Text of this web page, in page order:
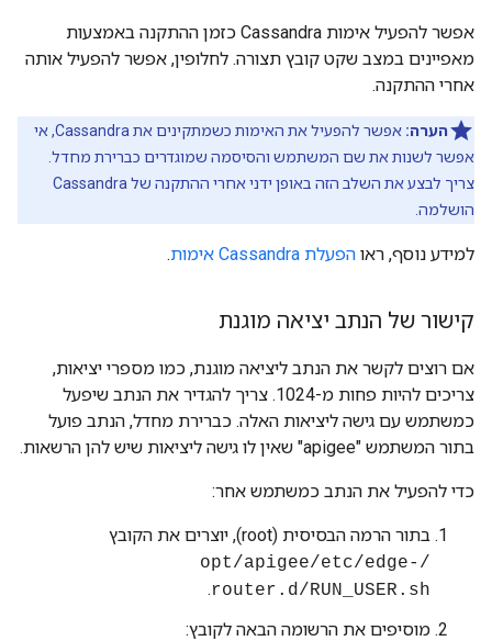
אפשר להפעיל אימות Cassandra כזמן ההתקנה באמצעות
מאפיינים במצב שקט קובץ תצורה. לחלופין, אפשר להפעיל אותה
אחרי ההתקנה.
הערה:
אפשר להפעיל את האימות כשמתקינים את Cassandra, אי
אפשר לשנות את שם המשתמש והסיסמה שמוגדרים כברירת מחדל.
צריך לבצע את השלב הזה באופן ידני אחרי ההתקנה של Cassandra
הושלמה.
למידע נוסף, ראו הפעלת Cassandra אימות .
קישור של הנתב יציאה מוגנת
אם רוצים לקשר את הנתב ליציאה מוגנת, כמו מספרי יציאות,
צריכים להיות פחות מ-1024. צריך להגדיר את הנתב שיפעל
כמשתמש עם גישה ליציאות האלה. כברירת מחדל, הנתב פועל
בתור המשתמש "apigee" שאין לו גישה ליציאות שיש להן הרשאות.
כדי להפעיל את הנתב כמשתמש אחר:
בתור הרמה הבסיסית (root), יוצרים את הקובץ
/opt/apigee/etc/edge-
router.d/RUN_USER.sh
.
מוסיפים את הרשומה הבאה לקובץ: